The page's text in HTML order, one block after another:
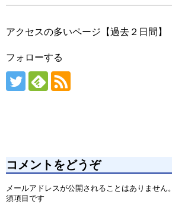
アクセスの多いページ【過去２日間】
フォローする
コメントをどうぞ
メールアドレスが公開されることはありません。
須項目です